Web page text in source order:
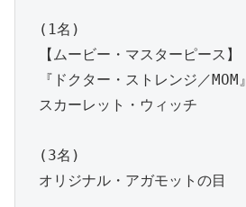
(1名)
【ムービー・マスターピース】
『ドクター・ストレンジ／MOM』
スカーレット・ウィッチ
(3名)
オリジナル・アガモットの目